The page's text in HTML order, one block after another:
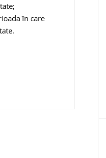
în care